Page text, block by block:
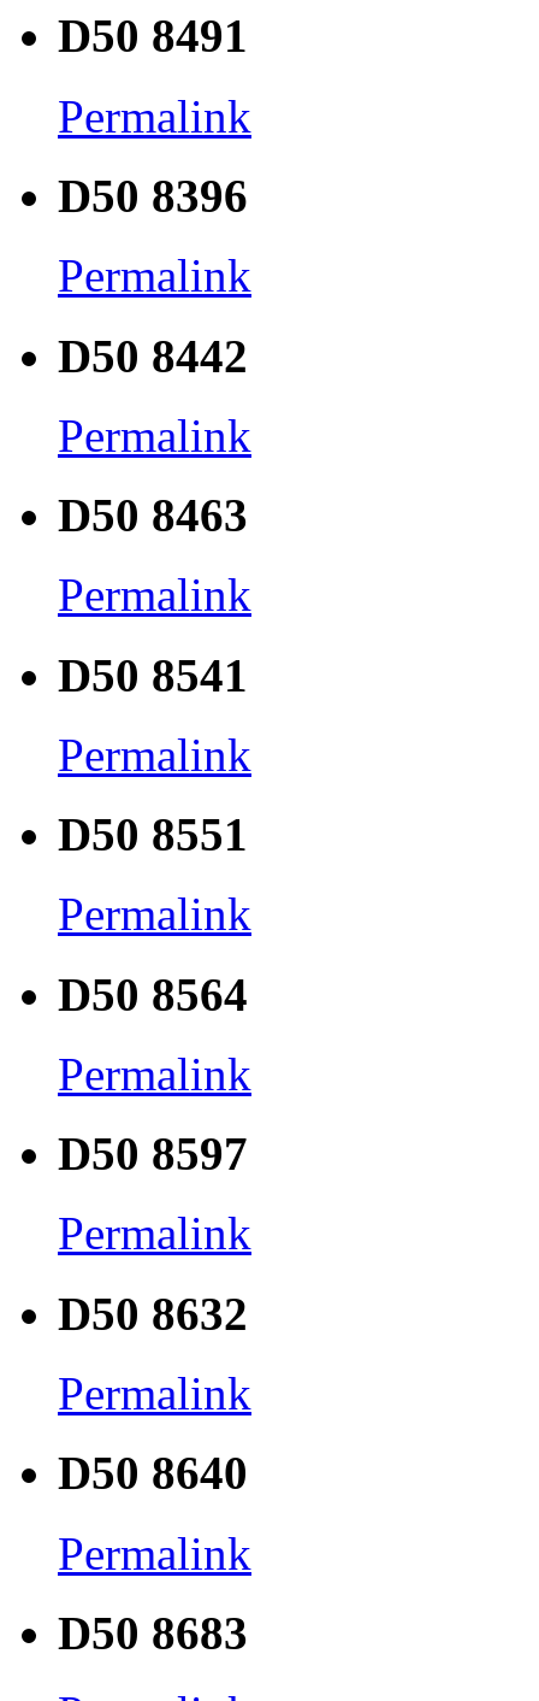
D50 8491
Permalink
D50 8396
Permalink
D50 8442
Permalink
D50 8463
Permalink
D50 8541
Permalink
D50 8551
Permalink
D50 8564
Permalink
D50 8597
Permalink
D50 8632
Permalink
D50 8640
Permalink
D50 8683